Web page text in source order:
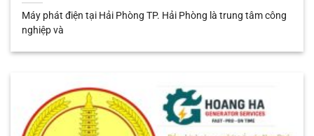
Máy phát điện tại Hải Phòng TP. Hải Phòng là trung tâm công
nghiệp và